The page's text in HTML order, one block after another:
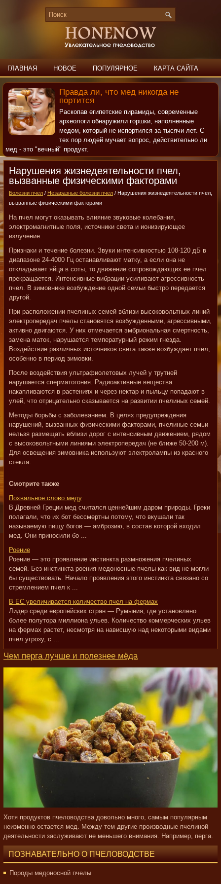
ГЛАВНАЯ НОВОЕ ПОПУЛЯРНОЕ КАРТА САЙТА
ПОИСК КОНТАКТЫ
Правда ли, что мед никогда не
портится
Раскопав египетские пирамиды, современные
археологи обнаружили горшки, наполненные
медом, который не испортился за тысячи лет. С
тех пор людей мучает вопрос, действительно ли
мед - это "вечный" продукт.
Нарушения жизнедеятельности пчел,
вызванные физическими факторами
Болезни пчел / Незаразные болезни пчел / Нарушения жизнедеятельности пчел,
вызванные физическими факторами
На пчел могут оказывать влияние звуковые колебания,
электромагнитные поля, источники света и ионизирующее
излучение.
Признаки и течение болезни. Звуки интенсивностью 108-120 дБ в
диапазоне 24-4000 Гц останавливают матку, а если она не
откладывает яйца в соты, то движение сопровождающих ее пчел
прекращается. Интенсивные вибрации усиливают агрессивность
пчел. В зимовнике возбуждение одной семьи быстро передается
другой.
При расположении пчелиных семей вблизи высоковольтных линий
электропередач пчелы становятся возбужденными, агрессивными,
активно двигаются. У них отмечается эмбриональная смертность,
замена маток, нарушается температурный режим гнезда.
Воздействие различных источников света также возбуждает пчел,
особенно в период зимовки.
После воздействия ультрафиолетовых лучей у трутней
нарушается сперматогония. Радиоактивные вещества
накапливаются в растениях и через нектар и пыльцу попадают в
улей, что отрицательно сказывается на развитии пчелиных семей.
Методы борьбы с заболеванием. В целях предупреждения
нарушений, вызванных физическими факторами, пчелиные семьи
нельзя размещать вблизи дорог с интенсивным движением, рядом
с высоковольтными линиями электропередач (не ближе 50-200 м).
Для освещения зимовника используют электролампы из красного
стекла.
Смотрите также
Похвальное слово меду
В Древней Греции мед считался ценнейшим даром природы. Греки
полагали, что их бот бессмертны потому, что вкушали так
называемую пищу богов — амброзию, в состав которой входил
мед. Они приносили бо ...
Роение
Роение — это проявление инстинкта размножения пчелиных
семей. Без инстинкта роения медоносные пчелы как вид не могли
бы существовать. Начало проявления этого инстинкта связано со
стремлением пчел к ...
В ЕС увеличивается количество пчел на фермах
Лидер среди европейских стран — Румыния, где установлено
более полутора миллиона ульев. Количество коммерческих ульев
на фермах растет, несмотря на нависшую над некоторыми видами
пчел угрозу, с ...
Чем перга лучше и полезнее мёда
Хотя продуктов пчеловодства довольно много, самым популярным
неизменно остается мед. Между тем другие производные пчелиной
деятельности заслуживают не меньшего внимания. Например, перга.
ПОЗНАВАТЕЛЬНО О ПЧЕЛОВОДСТВЕ
Породы медоносной пчелы